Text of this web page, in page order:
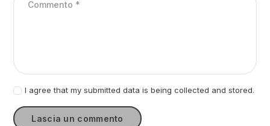
I agree that my submitted data is being collected and stored.